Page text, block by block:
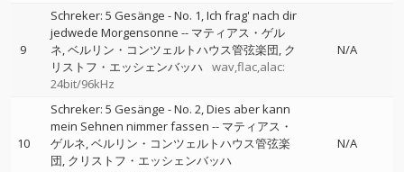
9
Schreker: 5 Gesänge - No. 1, Ich frag' nach dir
jedwede Morgensonne -- マティアス・ゲル
ネ ベルリン・コンツェルトハウス管弦楽団 ク
リストフ・エッシェンバッハ
wav,flac,alac:
24bit/96kHz
N/A
10
Schreker: 5 Gesänge - No. 2, Dies aber kann
mein Sehnen nimmer fassen -- マティアス・
ゲルネ ベルリン・コンツェルトハウス管弦楽
団 クリストフ・エッシェンバッハ
N/A